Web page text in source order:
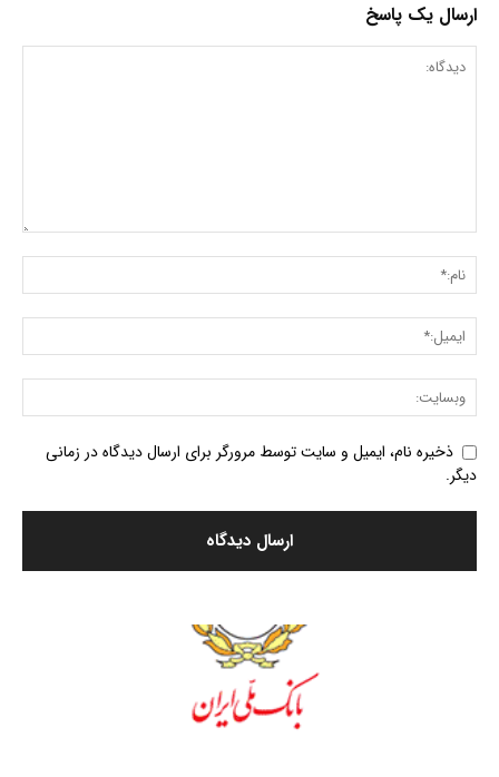
ارسال یک پاسخ
ذخیره نام، ایمیل و سایت توسط مرورگر برای ارسال دیدگاه در زمانی
دیگر.